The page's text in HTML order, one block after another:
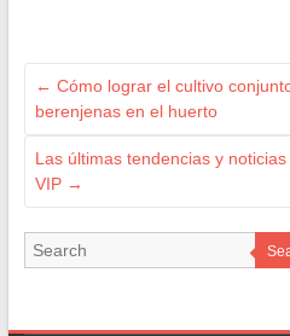
← Cómo lograr el cultivo
berenjenas en el huerto
Las últimas tendencias y
VIP →